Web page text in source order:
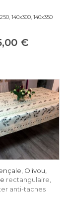
140x300, 140x350
€
Olivou,
rectangulaire,
anti-taches